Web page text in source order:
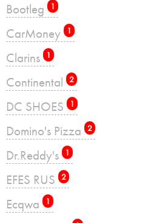
Bootleg 1
CarMoney 1
Clarins 1
Continental 2
DC SHOES 1
Domino's Pizza 2
Dr.Reddy's 1
EFES RUS 2
Ecqwa 1